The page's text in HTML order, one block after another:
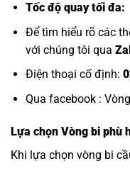
Tốc độ quay tối đa:
Để tìm hiểu rõ các
với chúng tôi qua
Điện thoại cố định:
Qua facebook :
Lựa chọn Vòng bi phù
Khi lựa chọn vòng bi